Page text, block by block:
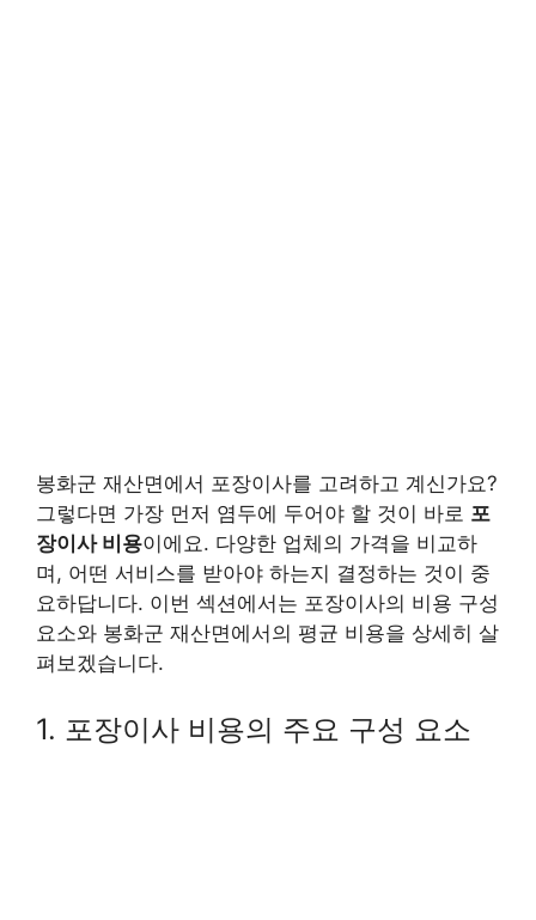
봉화군 재산면에서 포장이사를 고려하고 계신가요?
그렇다면 가장 먼저 염두에 두어야 할 것이 바로 포
장이사 비용이에요. 다양한 업체의 가격을 비교하
며, 어떤 서비스를 받아야 하는지 결정하는 것이 중
요하답니다. 이번 섹션에서는 포장이사의 비용 구성
요소와 봉화군 재산면에서의 평균 비용을 상세히 살
펴보겠습니다.
1. 포장이사 비용의 주요 구성 요소